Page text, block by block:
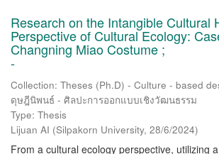
Research on the Intangible Cultural
Perspective of Cultural Ecology:
Changning Miao Costume ;
-
Collection: Theses (Ph.D) - Culture - based
ดุษฎีนิพนธ์ - ศิลปะการออกแบบเชิงวัฒนธรรม
Type: Thesis
Lijuan AI (Silpakorn University, 28/6/2024)
From a cultural ecology perspective, utilizing